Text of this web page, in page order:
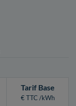
Tarif Base
€ TTC /kWh